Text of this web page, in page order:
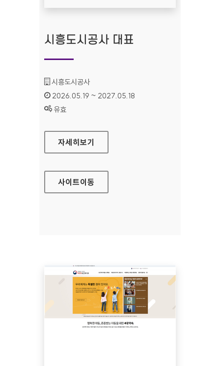
시흥도시공사 대표
기관명 :
시흥도시공사
인증기간 :
2026.05.19 ~ 2027.05.18
상태 :
유효
시흥도시공사 대표
자세히보기
사이트이동